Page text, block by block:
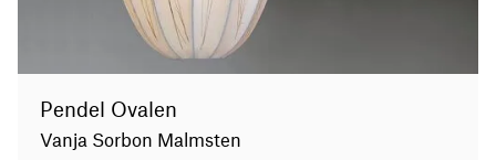
Pendel Ovalen
Vanja Sorbon Malmsten